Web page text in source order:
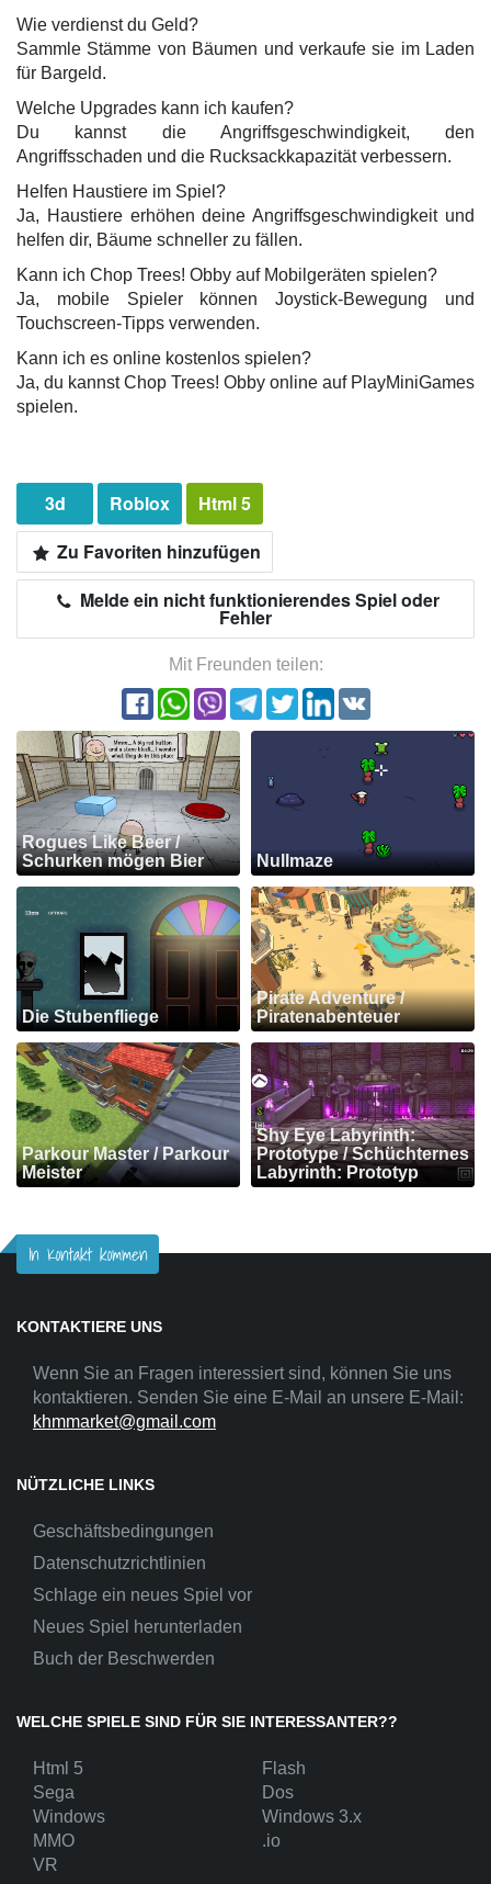
Wie verdienst du Geld?
Sammle Stämme von Bäumen und verkaufe sie im Laden
für Bargeld.
Welche Upgrades kann ich kaufen?
Du kannst die Angriffsgeschwindigkeit, den
Angriffsschaden und die Rucksackkapazität verbessern.
Helfen Haustiere im Spiel?
Ja, Haustiere erhöhen deine Angriffsgeschwindigkeit und
helfen dir, Bäume schneller zu fällen.
Kann ich Chop Trees! Obby auf Mobilgeräten spielen?
Ja, mobile Spieler können Joystick-Bewegung und
Touchscreen-Tipps verwenden.
Kann ich es online kostenlos spielen?
Ja, du kannst Chop Trees! Obby online auf PlayMiniGames
spielen.
3d Roblox
Html 5
Zu Favoriten hinzufügen
Melde ein nicht funktionierendes Spiel oder
Fehler
Mit Freunden teilen:
Rogues Like Beer /
Schurken mögen Bier
Nullmaze
Die Stubenfliege
Pirate Adventure /
Piratenabenteuer
Parkour Master / Parkour
Meister
Shy Eye Labyrinth:
Prototype / Schüchternes
Labyrinth: Prototyp
In Kontakt kommen
KONTAKTIERE UNS
Wenn Sie an Fragen interessiert sind, können Sie uns
kontaktieren. Senden Sie eine E-Mail an unsere E-Mail:
khmmarket@gmail.com
NÜTZLICHE LINKS
Geschäftsbedingungen
Datenschutzrichtlinien
Schlage ein neues Spiel vor
Neues Spiel herunterladen
Buch der Beschwerden
WELCHE SPIELE SIND FÜR SIE INTERESSANTER??
Html 5
Flash
Sega
Dos
Windows
Windows 3.x
MMO
.io
VR